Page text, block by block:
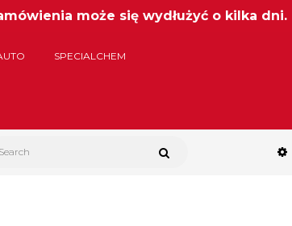
może się wydłużyć o kilka dni.
SPECIALCHEM